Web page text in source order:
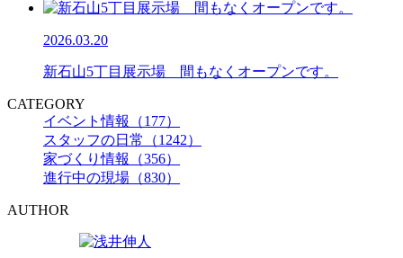
2026.03.20
新石山5丁目展示場 間もなくオープンです。
CATEGORY
イベント情報（177）
スタッフの日常（1242）
家づくり情報（356）
進行中の現場（830）
AUTHOR